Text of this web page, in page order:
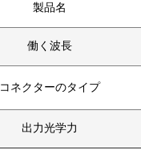
製品名
働く波長
コネクターのタイプ
出力光学力